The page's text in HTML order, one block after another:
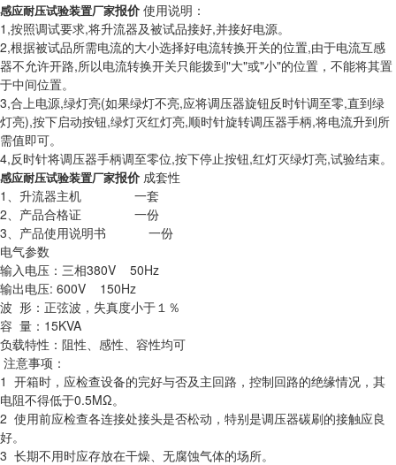
感应耐压试验装置厂家报价 使用说明：
1,按照调试要求,将升流器及被试品接好,并接好电源。
2,根据被试品所需电流的大小选择好电流转换开关的位置,由于电流互感
器不允许开路,所以电流转换开关只能拨到"大"或"小"的位置，不能将其置
于中间位置。
3,合上电源,绿灯亮(如果绿灯不亮,应将调压器旋钮反时针调至零,直到绿
灯亮),按下启动按钮,绿灯灭红灯亮,顺时针旋转调压器手柄,将电流升到所
需值即可。
4,反时针将调压器手柄调至零位,按下停止按钮,红灯灭绿灯亮,试验结束。
感应耐压试验装置厂家报价 成套性
1、升流器主机 一套
2、产品合格证 一份
3、产品使用说明书 一份
电气参数
输入电压：三相380V 50Hz
输出电压: 600V 150Hz
波 形：正弦波，失真度小于１％
容 量：15KVA
负载特性：阻性、感性、容性均可
注意事项：
1 开箱时，应检查设备的完好与否及主回路，控制回路的绝缘情况，其
电阻不得低于0.5MΩ。
2 使用前应检查各连接处接头是否松动，特别是调压器碳刷的接触应良
好。
3 长期不用时应存放在干燥、无腐蚀气体的场所。